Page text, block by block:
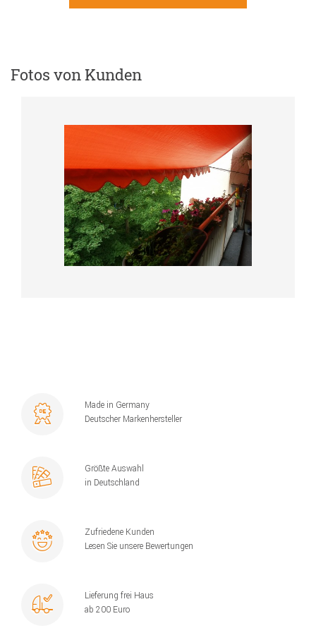
Fotos von Kunden
Made in Germany
Deutscher Markenhersteller
Größte Auswahl
in Deutschland
Zufriedene Kunden
Lesen Sie unsere Bewertungen
Lieferung frei Haus
ab 200 Euro